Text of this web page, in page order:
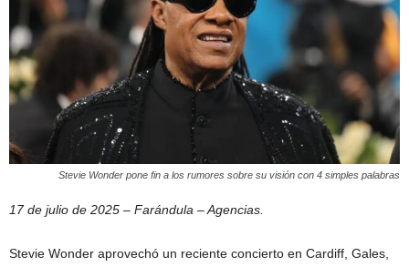
Stevie Wonder pone fin a los rumores sobre su visión con 4 simples palabras
17 de julio de 2025 – Farándula – Agencias.
Stevie Wonder aprovechó un reciente concierto en Cardiff, Gales,